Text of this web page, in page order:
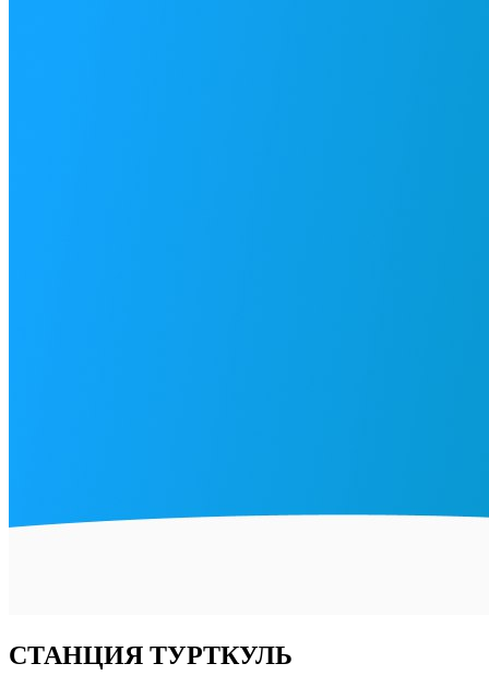
СТАНЦИЯ ТУРТКУЛЬ